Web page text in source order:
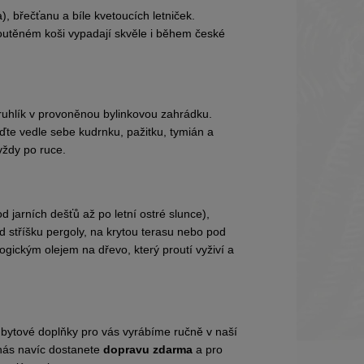
břečťanu a bíle kvetoucích letniček.
koši vypadají skvěle i během české
v provoněnou bylinkovou zahrádku.
vedle sebe kudrnku, pažitku, tymián a
po ruce.
jarních dešťů až po letní ostré slunce),
stříšku pergoly, na krytou terasu nebo pod
olejem na dřevo, který proutí vyživí a
doplňky pro vás vyrábíme ručně v naší
navíc dostanete dopravu zdarma a pro